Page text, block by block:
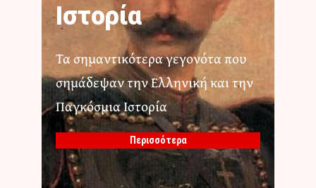
Ιστορία
Τα σημαντικότερα γεγονότα που
σημάδεψαν την Ελληνική και την
Παγκόσμια Ιστορία
Περισσότερα